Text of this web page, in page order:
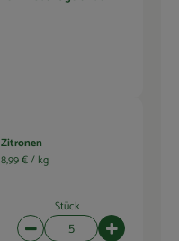
Zitronen
8,99 € / kg
Stück
Artikelanzahl verringern